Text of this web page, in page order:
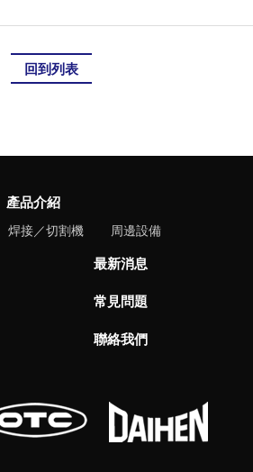
回到列表
產品介紹
焊接／切割機 周邊設備
最新消息
常見問題
聯絡我們